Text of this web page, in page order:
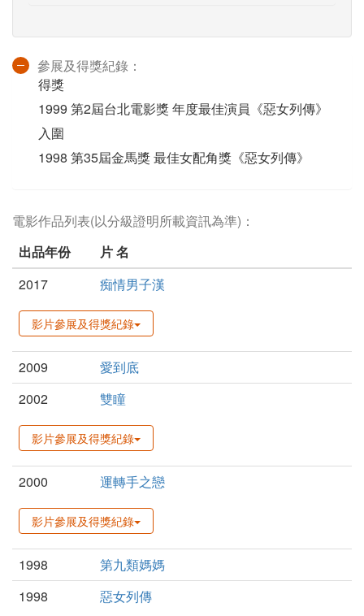
參展及得獎紀錄：
得獎
1999 第2屆台北電影獎 年度最佳演員《惡女列傳》
入圍
1998 第35屆金馬獎 最佳女配角獎《惡女列傳》
電影作品列表(以分級證明所載資訊為準)：
出品年份
片 名
2017
痴情男子漢
影片參展及得獎紀錄
2009
愛到底
2002
雙瞳
影片參展及得獎紀錄
2000 運轉手之戀
影片參展及得獎紀錄
1998
第九類媽媽
1998
惡女列傳